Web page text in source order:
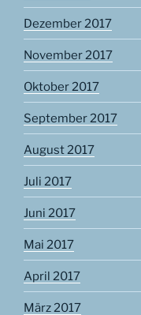
Dezember 2017
November 2017
Oktober 2017
September 2017
August 2017
Juli 2017
Juni 2017
Mai 2017
April 2017
März 2017